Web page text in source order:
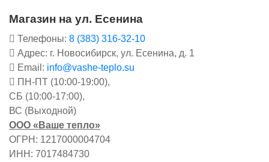
Магазин на ул. Есенина
Телефоны: 8 (383) 316-32-10
Адрес: г. Новосибирск, ул. Есенина, д. 1
Email: info@vashe-teplo.su
ПН-ПТ (10:00-19:00),
СБ (10:00-17:00),
ВС (Выходной)
ООО «Ваше тепло»
ОГРН: 1217000004704
ИНН: 7017484730